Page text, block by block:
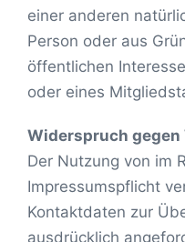
einer anderen
Person oder aus
öffentlichen
oder eines
Widerspruch gegen
Der Nutzung von im
Impressumspflicht
Kontaktdaten zur
ausdrücklich